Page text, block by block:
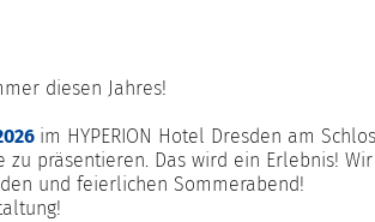
diesen Jahres!
im HYPERION Hotel Dresden am
präsentieren. Das wird ein Erlebnis!
und feierlichen Sommerabend!